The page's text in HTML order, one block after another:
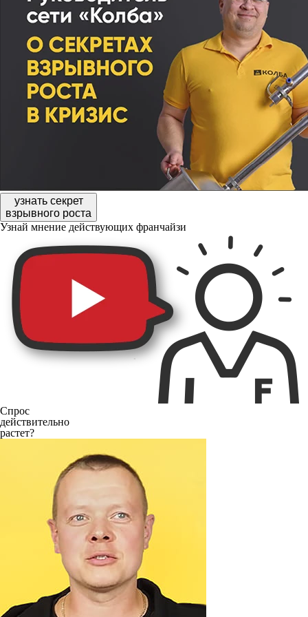
узнать секрет
взрывного роста
Узнай мнение действующих франчайзи
Спрос
действительно
растет?